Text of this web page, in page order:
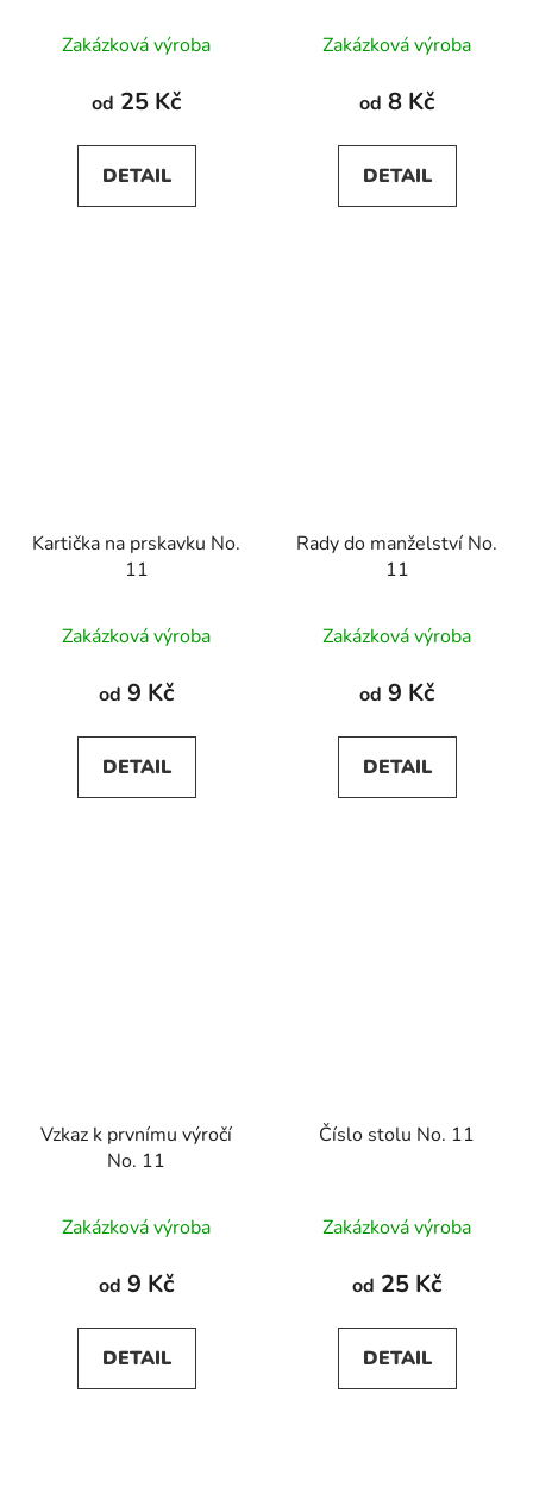
Zakázková výroba
od 25 Kč
DETAIL
Zakázková výroba
od 8 Kč
DETAIL
Kartička na prskavku No.
11
Zakázková výroba
od 9 Kč
DETAIL
Rady do manželství No.
11
Zakázková výroba
od 9 Kč
DETAIL
Vzkaz k prvnímu výročí
No. 11
Zakázková výroba
od 9 Kč
DETAIL
Číslo stolu No. 11
Zakázková výroba
od 25 Kč
DETAIL